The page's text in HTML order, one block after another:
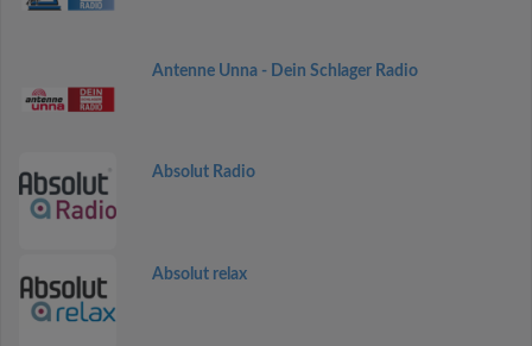
Antenne Unna - Dein Schlager Radio
Absolut Radio
Absolut relax